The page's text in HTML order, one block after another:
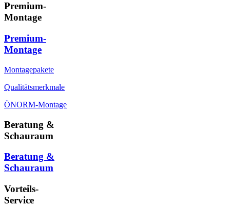
Premium-
Montage
Premium-
Montage
Montagepakete
Qualitätsmerkmale
ÖNORM-Montage
Beratung &
Schauraum
Beratung &
Schauraum
Vorteils-
Service